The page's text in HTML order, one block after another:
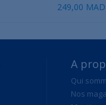
249,00 MAD
A
Qui
Nos